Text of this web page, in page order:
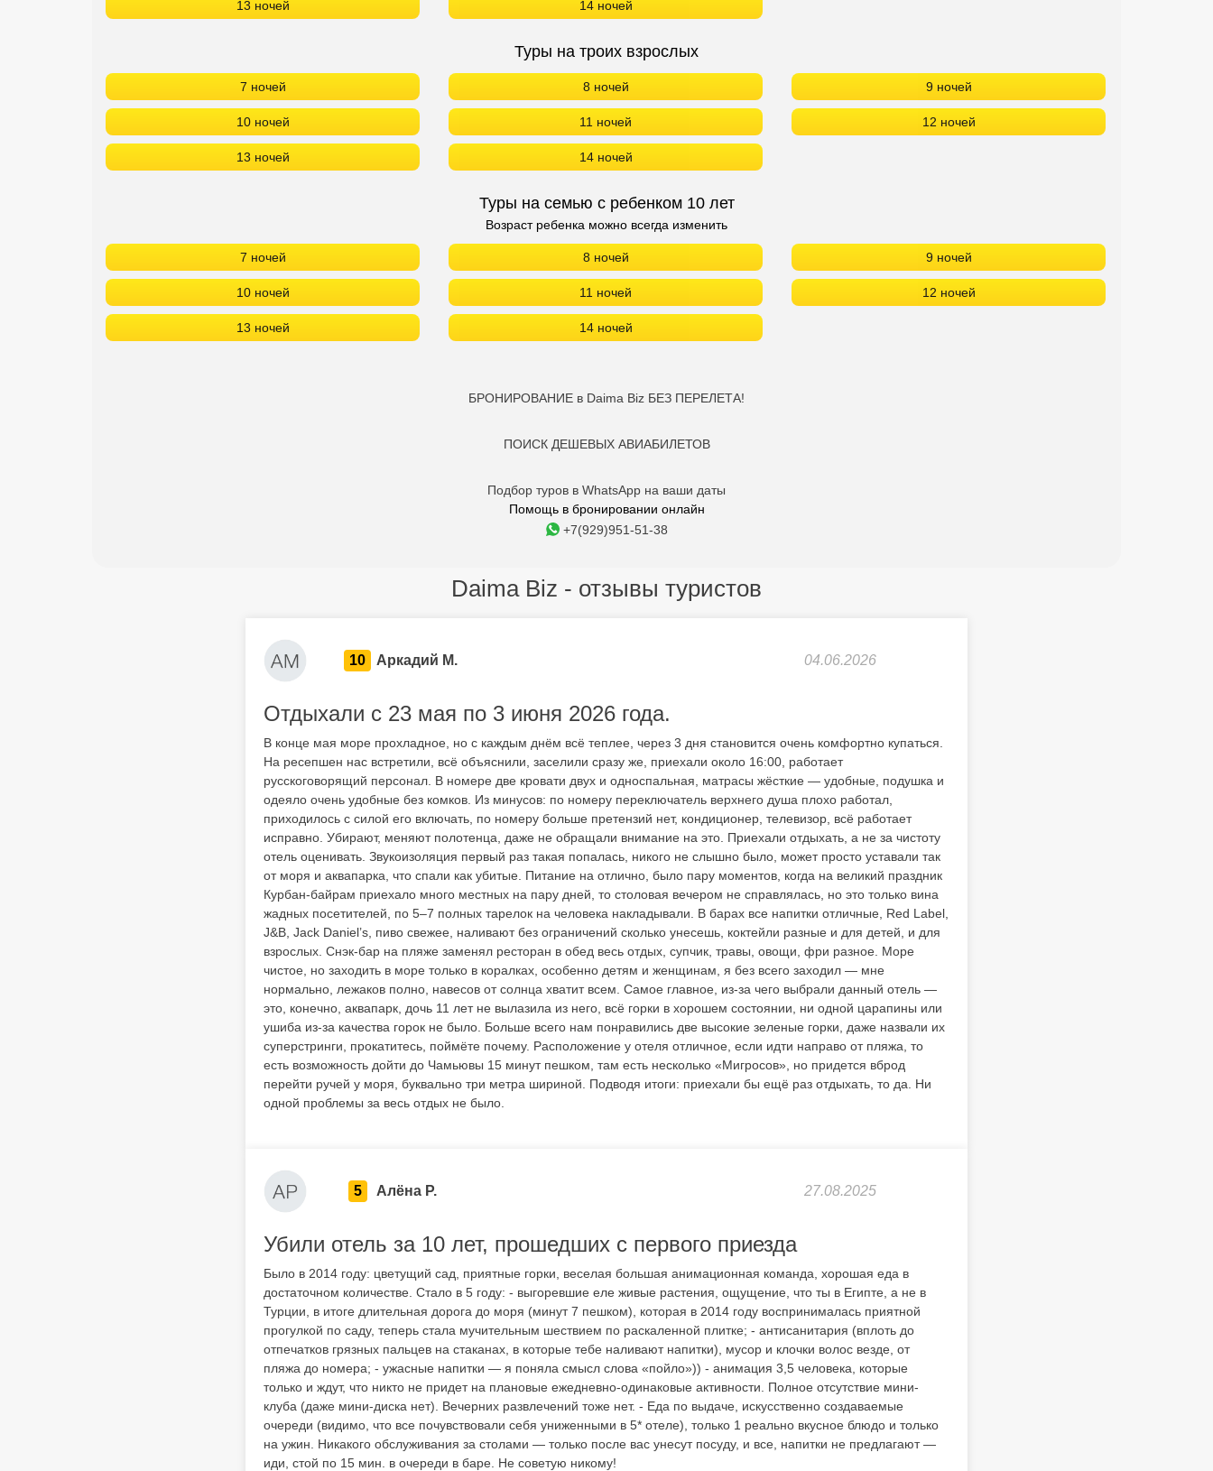
13 ночей 14 ночей
Туры на троих взрослых
7 ночей 8 ночей 9 ночей
10 ночей 11 ночей 12 ночей
13 ночей 14 ночей
Туры на семью с ребенком 10 лет
Возраст ребенка можно всегда изменить
7 ночей 8 ночей 9 ночей
10 ночей 11 ночей 12 ночей
13 ночей 14 ночей
БРОНИРОВАНИЕ в Daima Biz БЕЗ ПЕРЕЛЕТА!
ПОИСК ДЕШЕВЫХ АВИАБИЛЕТОВ
Подбор туров в WhatsApp на ваши даты
Помощь в бронировании онлайн
+7(929)951-51-38
Daima Biz - отзывы туристов
10 Аркадий М. 04.06.2026
Отдыхали с 23 мая по 3 июня 2026 года.
В конце мая море прохладное, но с каждым днём всё теплее, через 3 дня становится очень комфортно купаться.
На ресепшен нас встретили, всё объяснили, заселили сразу же, приехали около 16:00, работает
русскоговорящий персонал. В номере две кровати двух и односпальная, матрасы жёсткие — удобные, подушка и
одеяло очень удобные без комков. Из минусов: по номеру переключатель верхнего душа плохо работал,
приходилось с силой его включать, по номеру больше претензий нет, кондиционер, телевизор, всё работает
исправно. Убирают, меняют полотенца, даже не обращали внимание на это. Приехали отдыхать, а не за чистоту
отель оценивать. Звукоизоляция первый раз такая попалась, никого не слышно было, может просто уставали так
от моря и аквапарка, что спали как убитые. Питание на отлично, было пару моментов, когда на великий праздник
Курбан-байрам приехало много местных на пару дней, то столовая вечером не справлялась, но это только вина
жадных посетителей, по 5–7 полных тарелок на человека накладывали. В барах все напитки отличные, Red Label,
J&B, Jack Daniel’s, пиво свежее, наливают без ограничений сколько унесешь, коктейли разные и для детей, и для
взрослых. Снэк-бар на пляже заменял ресторан в обед весь отдых, супчик, травы, овощи, фри разное. Море
чистое, но заходить в море только в коралках, особенно детям и женщинам, я без всего заходил — мне
нормально, лежаков полно, навесов от солнца хватит всем. Самое главное, из-за чего выбрали данный отель —
это, конечно, аквапарк, дочь 11 лет не вылазила из него, всё горки в хорошем состоянии, ни одной царапины или
ушиба из-за качества горок не было. Больше всего нам понравились две высокие зеленые горки, даже назвали их
суперстринги, прокатитесь, поймёте почему. Расположение у отеля отличное, если идти направо от пляжа, то
есть возможность дойти до Чамьювы 15 минут пешком, там есть несколько «Мигросов», но придется вброд
перейти ручей у моря, буквально три метра шириной. Подводя итоги: приехали бы ещё раз отдыхать, то да. Ни
одной проблемы за весь отдых не было.
5 Алёна Р. 27.08.2025
Убили отель за 10 лет, прошедших с первого приезда
Было в 2014 году: цветущий сад, приятные горки, веселая большая анимационная команда, хорошая еда в
достаточном количестве. Стало в 5 году: - выгоревшие еле живые растения, ощущение, что ты в Египте, а не в
Турции, в итоге длительная дорога до моря (минут 7 пешком), которая в 2014 году воспринималась приятной
прогулкой по саду, теперь стала мучительным шествием по раскаленной плитке; - антисанитария (вплоть до
отпечатков грязных пальцев на стаканах, в которые тебе наливают напитки), мусор и клочки волос везде, от
пляжа до номера; - ужасные напитки — я поняла смысл слова «пойло»)) - анимация 3,5 человека, которые
только и ждут, что никто не придет на плановые ежедневно-одинаковые активности. Полное отсутствие мини-
клуба (даже мини-диска нет). Вечерних развлечений тоже нет. - Еда по выдаче, искусственно создаваемые
очереди (видимо, что все почувствовали себя униженными в 5* отеле), только 1 реально вкусное блюдо и только
на ужин. Никакого обслуживания за столами — только после вас унесут посуду, и все, напитки не предлагают —
иди, стой по 15 мин. в очереди в баре. Не советую никому!